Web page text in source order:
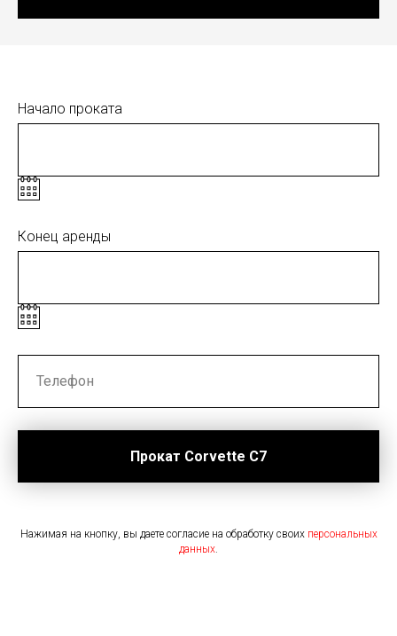
Начало проката
Конец аренды
Прокат Corvette C7
Нажимая на кнопку, вы даете согласие на обработку своих персональных
данных.